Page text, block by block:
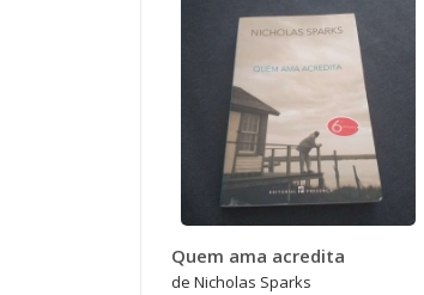
Quem ama acredita
de Nicholas Sparks